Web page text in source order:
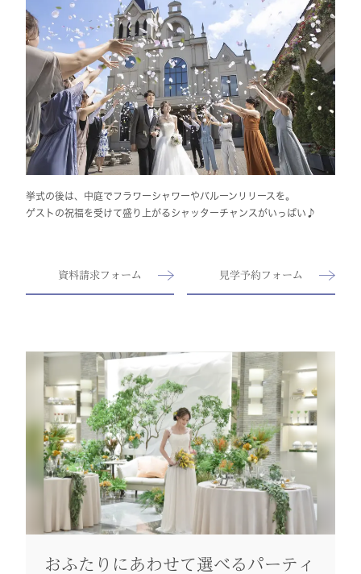
挙式の後は、中庭でフラワーシャワーやバルーンリリースを。
ゲストの祝福を受けて盛り上がるシャッターチャンスがいっぱい♪
資料請求フォーム 見学予約フォーム
おふたりにあわせて選べるパーティ